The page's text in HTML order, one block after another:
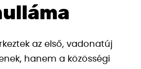
az első, vadonatúj
hanem a közösségi